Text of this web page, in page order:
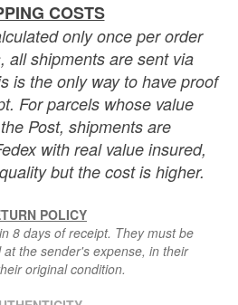
COSTS
only once per order
all shipments are sent via
is the only way to have proof
For parcels whose value
Post, shipments are
with real value insured,
but the cost is higher.
POLICY
8 days of receipt. They must be
the sender's expense, in their
original condition.